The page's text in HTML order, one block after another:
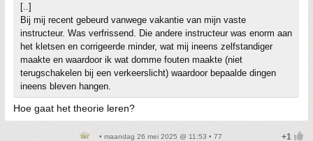
[..]
Bij mij recent gebeurd vanwege vakantie van mijn vaste
instructeur. Was verfrissend. Die andere instructeur was enorm aan
het kletsen en corrigeerde minder, wat mij ineens zelfstandiger
maakte en waardoor ik wat domme fouten maakte (niet
terugschakelen bij een verkeerslicht) waardoor bepaalde dingen
ineens bleven hangen.
Hoe gaat het theorie leren?
• maandag 26 mei 2025 @ 11:53 • 77